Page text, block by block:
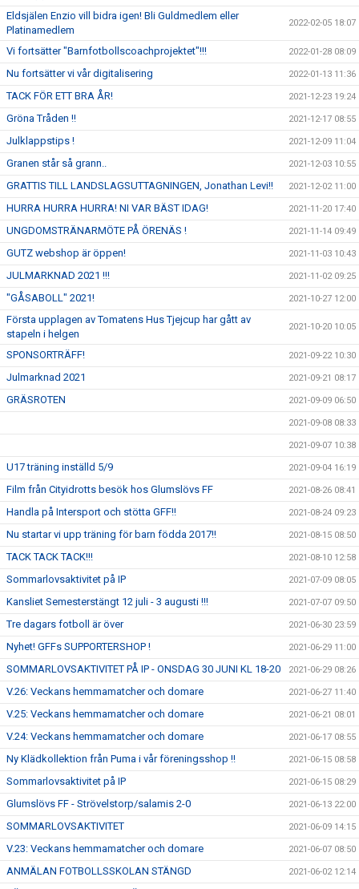
Eldsjälen Enzio vill bidra igen! Bli Guldmedlem eller
Platinamedlem
2022-02-05 18:07
Vi fortsätter "Barnfotbollscoachprojektet"!!! 2022-01-28 08:09
Nu fortsätter vi vår digitalisering 2022-01-13 11:36
TACK FÖR ETT BRA ÅR! 2021-12-23 19:24
Gröna Tråden !! 2021-12-17 08:55
Julklappstips ! 2021-12-09 11:04
Granen står så grann.. 2021-12-03 10:55
GRATTIS TILL LANDSLAGSUTTAGNINGEN, Jonathan Levi!! 2021-12-02 11:00
HURRA HURRA HURRA! NI VAR BÄST IDAG! 2021-11-20 17:40
UNGDOMSTRÄNARMÖTE PÅ ÖRENÄS ! 2021-11-14 09:49
GUTZ webshop är öppen! 2021-11-03 10:43
JULMARKNAD 2021 !!! 2021-11-02 09:25
"GÅSABOLL" 2021! 2021-10-27 12:00
Första upplagen av Tomatens Hus Tjejcup har gått av
stapeln i helgen
2021-10-20 10:05
SPONSORTRÄFF! 2021-09-22 10:30
Julmarknad 2021 2021-09-21 08:17
GRÄSROTEN 2021-09-09 06:50
2021-09-08 08:33
2021-09-07 10:38
U17 träning inställd 5/9 2021-09-04 16:19
Film från Cityidrotts besök hos Glumslövs FF 2021-08-26 08:41
Handla på Intersport och stötta GFF!! 2021-08-24 09:23
Nu startar vi upp träning för barn födda 2017!! 2021-08-15 08:50
TACK TACK TACK!!! 2021-08-10 12:58
Sommarlovsaktivitet på IP 2021-07-09 08:05
Kansliet Semesterstängt 12 juli - 3 augusti !!! 2021-07-07 09:50
Tre dagars fotboll är över 2021-06-30 23:59
Nyhet! GFFs SUPPORTERSHOP ! 2021-06-29 11:00
SOMMARLOVSAKTIVITET PÅ IP - ONSDAG 30 JUNI KL 18-20 2021-06-29 08:26
V.26: Veckans hemmamatcher och domare 2021-06-27 11:40
V.25: Veckans hemmamatcher och domare 2021-06-21 08:01
V.24: Veckans hemmamatcher och domare 2021-06-17 08:55
Ny Klädkollektion från Puma i vår föreningsshop !! 2021-06-15 08:58
Sommarlovsaktivitet på IP 2021-06-15 08:29
Glumslövs FF - Strövelstorp/salamis 2-0 2021-06-13 22:00
SOMMARLOVSAKTIVITET 2021-06-09 14:15
V.23: Veckans hemmamatcher och domare 2021-06-07 08:50
ANMÄLAN FOTBOLLSSKOLAN STÄNGD 2021-06-02 12:14